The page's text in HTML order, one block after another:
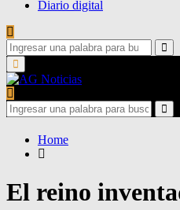
Diario digital
Search
for:Primary
Menu
Search
for:
Home
El reino